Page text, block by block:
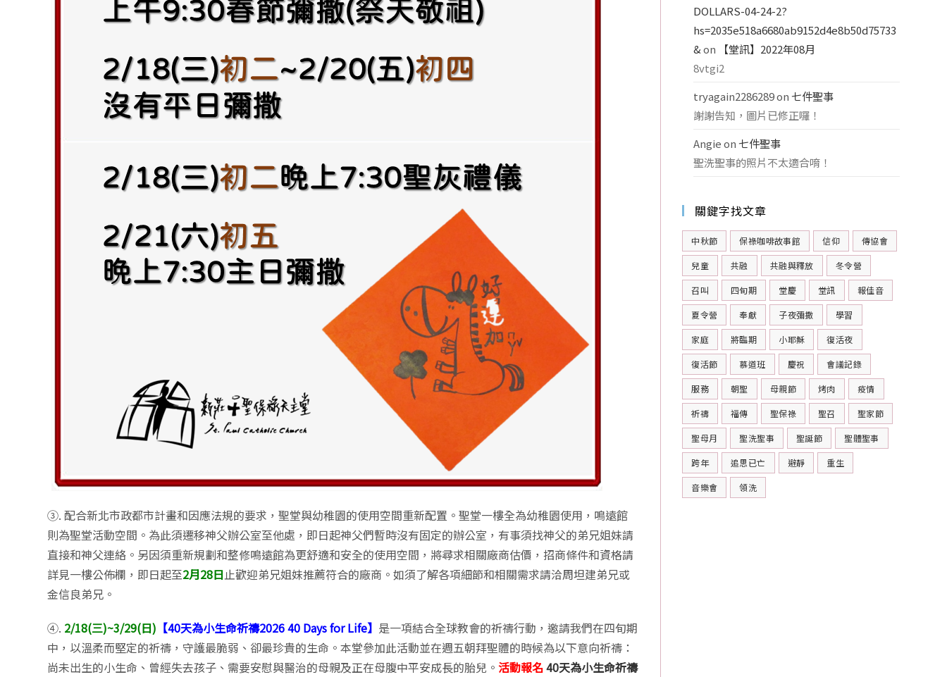
③. 配合新北市政都市計畫和因應法規的要求，聖堂與幼稚園的使用空間重新配置。聖堂一樓全為幼稚園使用，鳴遠館
則為聖堂活動空間。為此須遷移神父辦公室至他處，即日起神父們暫時沒有固定的辦公室，有事須找神父的弟兄姐妹請
直接和神父連絡。另因須重新規劃和整修鳴遠館為更舒適和安全的使用空間，將尋求相關廠商估價，招商條件和資格請
詳見一樓公佈欄，即日起至2月28日止歡迎弟兄姐妹推薦符合的廠商。如須了解各項細節和相關需求請洽周坦建弟兄或
金信良弟兄。
④. 2/18(三)~3/29(日) 【40天為小生命祈禱2026 40 Days for Life】 是一項結合全球教會的祈禱行動，邀請我們在四旬期
中，以溫柔而堅定的祈禱，守護最脆弱、卻最珍貴的生命。本堂參加此活動並在週五朝拜聖體的時候為以下意向祈禱：
尚未出生的小生命、曾經失去孩子、需要安慰與醫治的母親及正在母腹中平安成長的胎兒。活動報名40天為小生命祈禱
DOLLARS-04-24-2?
hs=2035e518a6680ab9152d4e8b50d75733
&on
【堂訊】2022年08月
8vtgi2
tryagain2286289on七件聖事
謝謝告知，圖片已修正囉！
Angieon七件聖事
聖洗聖事的照片不太適合唷！
關鍵字找文章
中秋節 保祿咖啡故事館 信仰 傳協會
兒童 共融 共融與釋放 冬令營
召叫 四旬期 堂慶 堂訊 報佳音
夏令營 奉獻 子夜彌撒 學習
家庭 將臨期 小耶穌 復活夜
復活節 慕道班 慶祝 會議記錄
服務 朝聖 母親節 烤肉 疫情
祈禱 福傳 聖保祿 聖召 聖家節
聖母月 聖洗聖事 聖誕節 聖體聖事
跨年 追思已亡 避靜 重生
音樂會 領洗